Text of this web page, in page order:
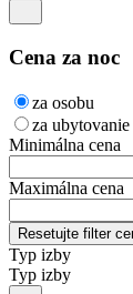
Cena za noc
za osobu
za ubytovanie
Minimálna cena
Maximálna cena
Typ izby
Typ izby